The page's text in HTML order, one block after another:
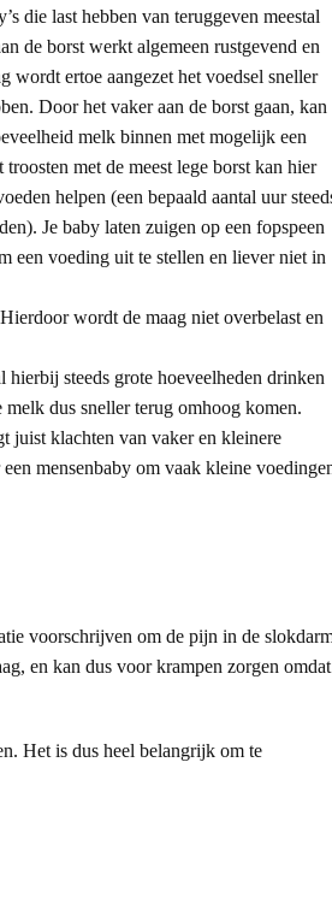
die last hebben van teruggeven meestal
de borst werkt algemeen rustgevend en
wordt ertoe aangezet het voedsel sneller
Door het vaker aan de borst gaan, kan
melk binnen met mogelijk een
met de meest lege borst kan hier
helpen (een bepaald aantal uur
Je baby laten zuigen op een fopspeen
een voeding uit te stellen en liever niet in
wordt de maag niet overbelast en
steeds grote hoeveelheden drinken
dus sneller terug omhoog komen.
juist klachten van vaker en kleinere
mensenbaby om vaak kleine
voorschrijven om de pijn in de
en kan dus voor krampen zorgen omdat
Het is dus heel belangrijk om te